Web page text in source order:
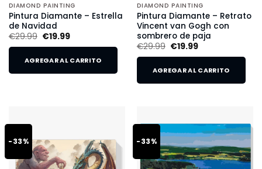
DIAMOND PAINTING
Pintura Diamante – Estrella
de Navidad
€29.99 €19.99
AGREGAR AL CARRITO
DIAMOND PAINTING
Pintura Diamante – Retrato
Vincent van Gogh con
sombrero de paja
€29.99 €19.99
AGREGAR AL CARRITO
-33% -33%